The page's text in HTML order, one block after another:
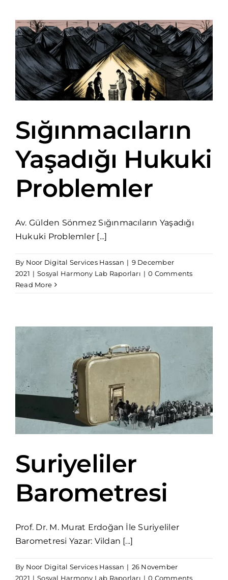
Sığınmacıların
Yaşadığı Hukuki
Problemler
Av. Gülden Sönmez Sığınmacıların Yaşadığı
Hukuki Problemler [...]
By Noor Digital Services Hassan | 9 December
2021 | Sosyal Harmony Lab Raporları | 0 Comments
Read More
Suriyeliler
Barometresi
Prof. Dr. M. Murat Erdoğan İle Suriyeliler
Barometresi Yazar: Vildan [...]
By Noor Digital Services Hassan | 26 November
2021 | Sosyal Harmony Lab Raporları | 0 Comments